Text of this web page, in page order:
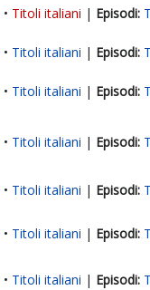
Titoli italiani |
Titoli italiani |
Titoli italiani |
Titoli italiani |
Titoli italiani |
Titoli italiani |
Titoli italiani |